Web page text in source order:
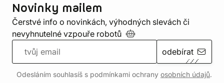
Novinky mailem
Čerstvé info o novinkách, výhodných slevách či
nevyhnutelné vzpouře robotů
odebírat
Odesláním souhlasíš s podmínkami ochrany osobních údajů.